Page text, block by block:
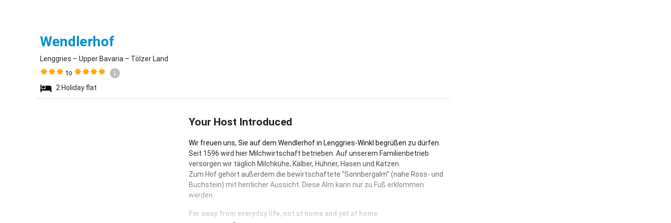
WendlerhofLenggries
Lenggries – Upper Bavaria – Tölzer Land
to
2 Holiday flat
Your Host Introduced
Wir freuen uns, Sie auf dem Wendlerhof in Lenggries-Winkl begrüßen zu dürfen.
Seit 1596 wird hier Milchwirtschaft betrieben. Auf unserem Familienbetrieb
versorgen wir täglich Milchkühe, Kälber, Hühner, Hasen und Katzen.
Zum Hof gehört außerdem die bewirtschaftete "Sonnbergalm" (nahe Ross- und
Buchstein) mit herrlicher Aussicht. Diese Alm kann nur zu Fuß erklommen
werden.
Far away from everyday life, not at home and yet at home